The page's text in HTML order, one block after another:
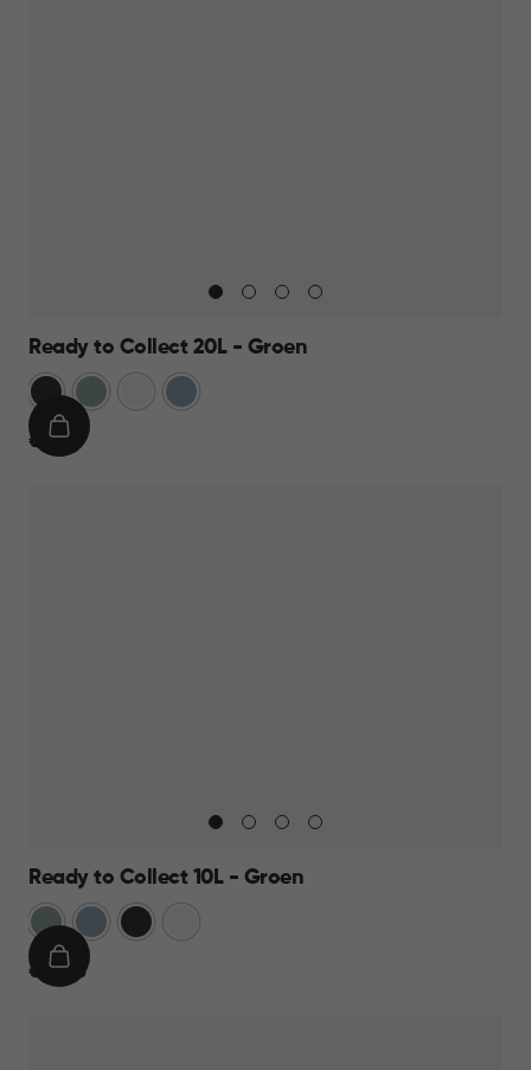
Ready to Collect 20L - Groen
Donkergrijs
Groen Blauw
€
€ 19,95
IN
Ready to Collect 10L - Groen
GroenBlauwDonkergrijs
€
€ 14,95
IN